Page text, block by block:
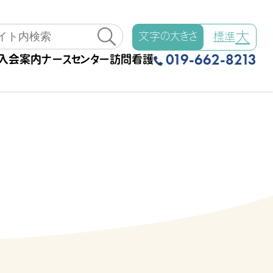
文字の大きさ 標準大
会案内ナースセンター訪問看護 019-662-8213